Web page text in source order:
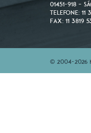
01451-918 –
Telefone: 11
Fax: 11 3819
© 2004-